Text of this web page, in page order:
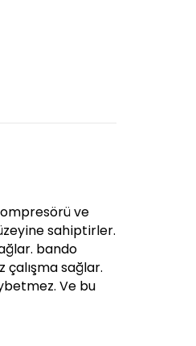
ve
sahiptirler.
bando
çalışma sağlar.
Ve bu